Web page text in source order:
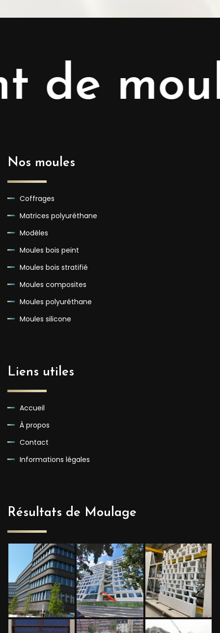
de
Nos moules
Coffrages
Matrices polyuréthane
Modèles
Moules bois peint
Moules bois stratifié
Moules composites
Moules polyuréthane
Moules silicone
Liens utiles
Accueil
À propos
Contact
Informations légales
Résultats de Moulage